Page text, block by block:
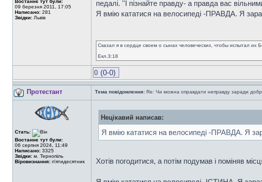
Востаннє тут були:
09 березня 2011, 17:05
Написано: 281
Звідки: Львів
педалі. ''І пізнайте правду- а правда вас
Я вмію кататися на велосипеді -ПРАВДА. Я
Сказал я в сердце своем о сынах человеческих, чтобы испытал их
Екл.3:18
0 (0-0)
Протестант Тема повідомлення: Re: Чи можна оправдати неправду заради
Стать:
Востаннє тут були:
06 серпня 2024, 11:49
Написано: 3325
Звідки: м. Тернопіль
Віровизнання: п'ятидесятник
Нецікавий написав:
Я вмію кататися на велосипеді -ПРАВДА. Я
Хотів погодитися, а потім подумав і поміняв